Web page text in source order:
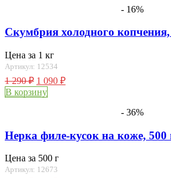
- 16%
Скумбрия холодного копчения,
Цена за 1 кг
Артикул: 12534
1 290₽ 1 090 ₽
В корзину
- 36%
Нерка филе-кусок на коже, 500
Цена за 500 г
Артикул: 12673